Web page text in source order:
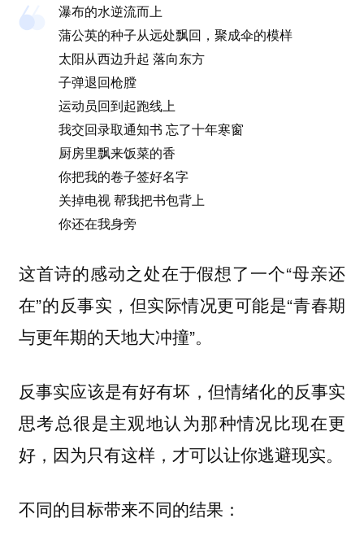
瀑布的水逆流而上
蒲公英的种子从远处飘回，聚成伞的模样
太阳从西边升起 落向东方
子弹退回枪膛
运动员回到起跑线上
我交回录取通知书 忘了十年寒窗
厨房里飘来饭菜的香
你把我的卷子签好名字
关掉电视 帮我把书包背上
你还在我身旁
这首诗的感动之处在于假想了一个“母亲还
在”的反事实，但实际情况更可能是“青春期
与更年期的天地大冲撞”。
反事实应该是有好有坏，但情绪化的反事实
思考总很是主观地认为那种情况比现在更
好，因为只有这样，才可以让你逃避现实。
不同的目标带来不同的结果：